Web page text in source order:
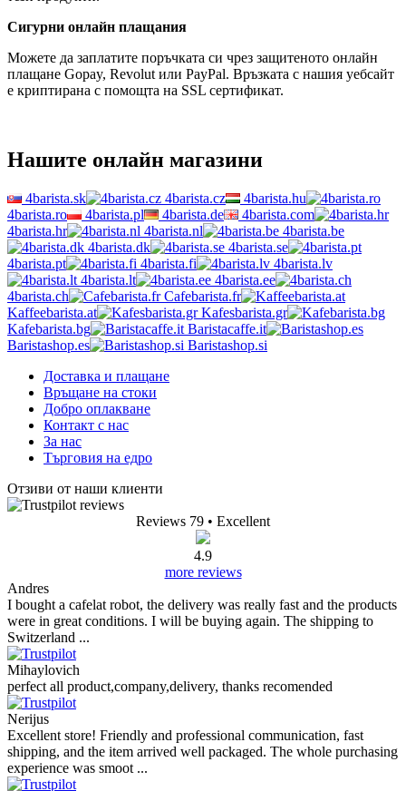
Сигурни онлайн плащания
Можете да заплатите поръчката си чрез защитеното онлайн
плащане Gopay, Revolut или PayPal. Връзката с нашия уебсайт
е криптирана с помощта на SSL сертификат.
Нашите онлайн магазини
4barista.sk 4barista.cz
4barista.hu
4barista.ro
4barista.pl 4barista.de
4barista.com
4barista.hr
4barista.nl
4barista.be
4barista.dk
4barista.se
4barista.pt
4barista.fi
4barista.lv
4barista.lt
4barista.ee
4barista.ch
Cafebarista.fr
Kaffeebarista.at
Kafesbarista.gr
Kafebarista.bg
Baristacaffe.it
Baristashop.es
Baristashop.si
Доставка и плащане
Връщане на стоки
Добро оплакване
Контакт с нас
За нас
Търговия на едро
Отзиви от наши клиенти
Reviews 79 • Excellent
4.9
more reviews
Andres
I bought a cafelat robot, the delivery was really fast and the products
were in great conditions. I will be buying again. The shipping to
Switzerland ...
Mihaylovich
perfect all product,company,delivery, thanks recomended
Nerijus
Excellent store! Friendly and professional communication, fast
shipping, and the item arrived well packaged. The whole purchasing
experience was smoot ...